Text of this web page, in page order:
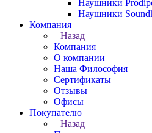
Наушники
Наушники
Компания
Назад
Компания
О компании
Наша Философия
Сертификаты
Отзывы
Офисы
Покупателю
Назад